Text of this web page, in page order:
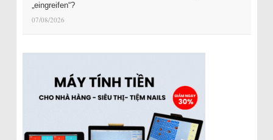
„eingreifen“?
07/08/2026